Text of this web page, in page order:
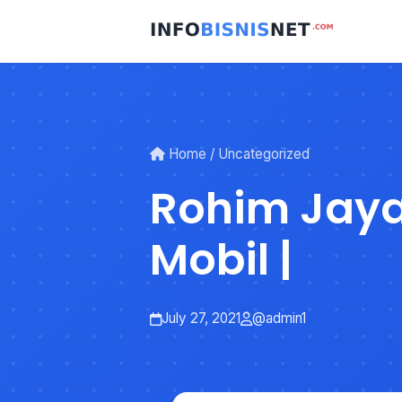
Home / Uncategorized
Rohim
Mobil |
July 27, 2021 @admin1